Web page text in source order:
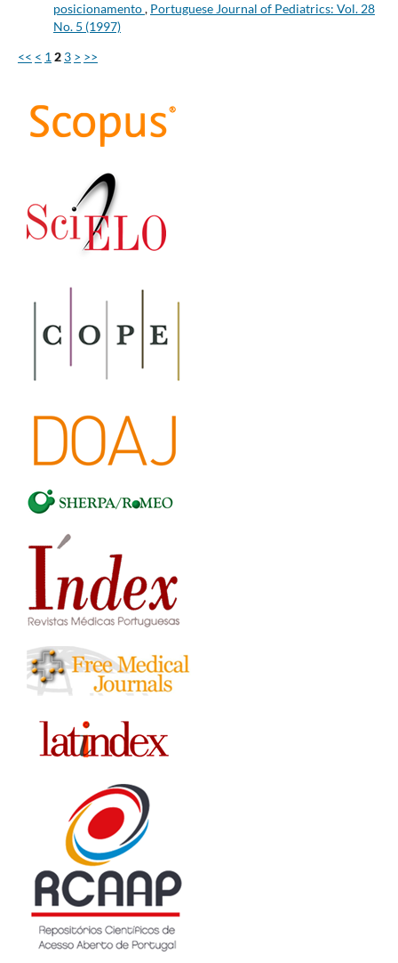
posicionamento, Portuguese Journal of Pediatrics: Vol. 28
No. 5 (1997)
<< < 1 2 3 > >>